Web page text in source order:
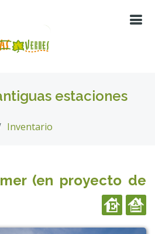
estaciones
Inventario
(en proyecto de